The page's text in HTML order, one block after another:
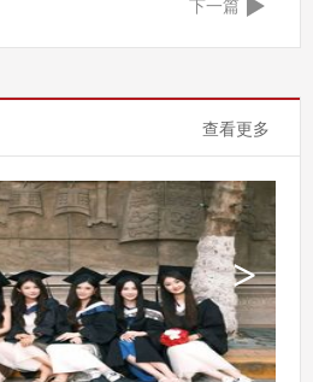
下一篇
查看更多